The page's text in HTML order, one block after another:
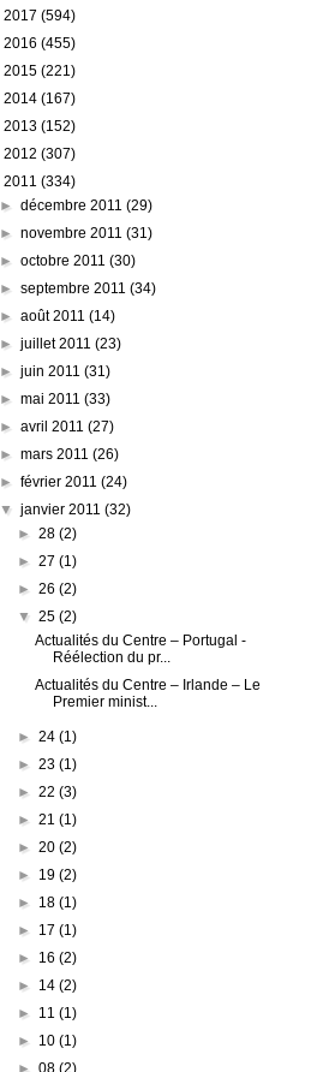
2017 (594)
2016 (455)
2015 (221)
2014 (167)
2013 (152)
2012 (307)
2011 (334)
►décembre 2011(29)
►novembre 2011(31)
►octobre 2011(30)
►septembre 2011(34)
►août 2011(14)
►juillet 2011(23)
►juin 2011(31)
►mai 2011(33)
►avril 2011(27)
►mars 2011(26)
►février 2011(24)
▼janvier 2011(32)
► 28 (2)
► 27 (1)
► 26 (2)
▼ 25 (2)
Actualités du Centre – Portugal -
Réélection du pr...
Actualités du Centre – Irlande – Le
Premier minist...
► 24 (1)
► 23 (1)
► 22 (3)
► 21 (1)
► 20 (2)
► 19 (2)
► 18 (1)
► 17 (1)
► 16 (2)
► 14 (2)
► 11 (1)
► 10 (1)
► 08 (2)